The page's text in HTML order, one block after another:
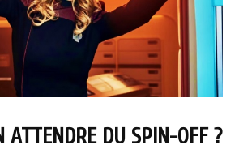
ATTENDRE DU SPIN-OFF ?